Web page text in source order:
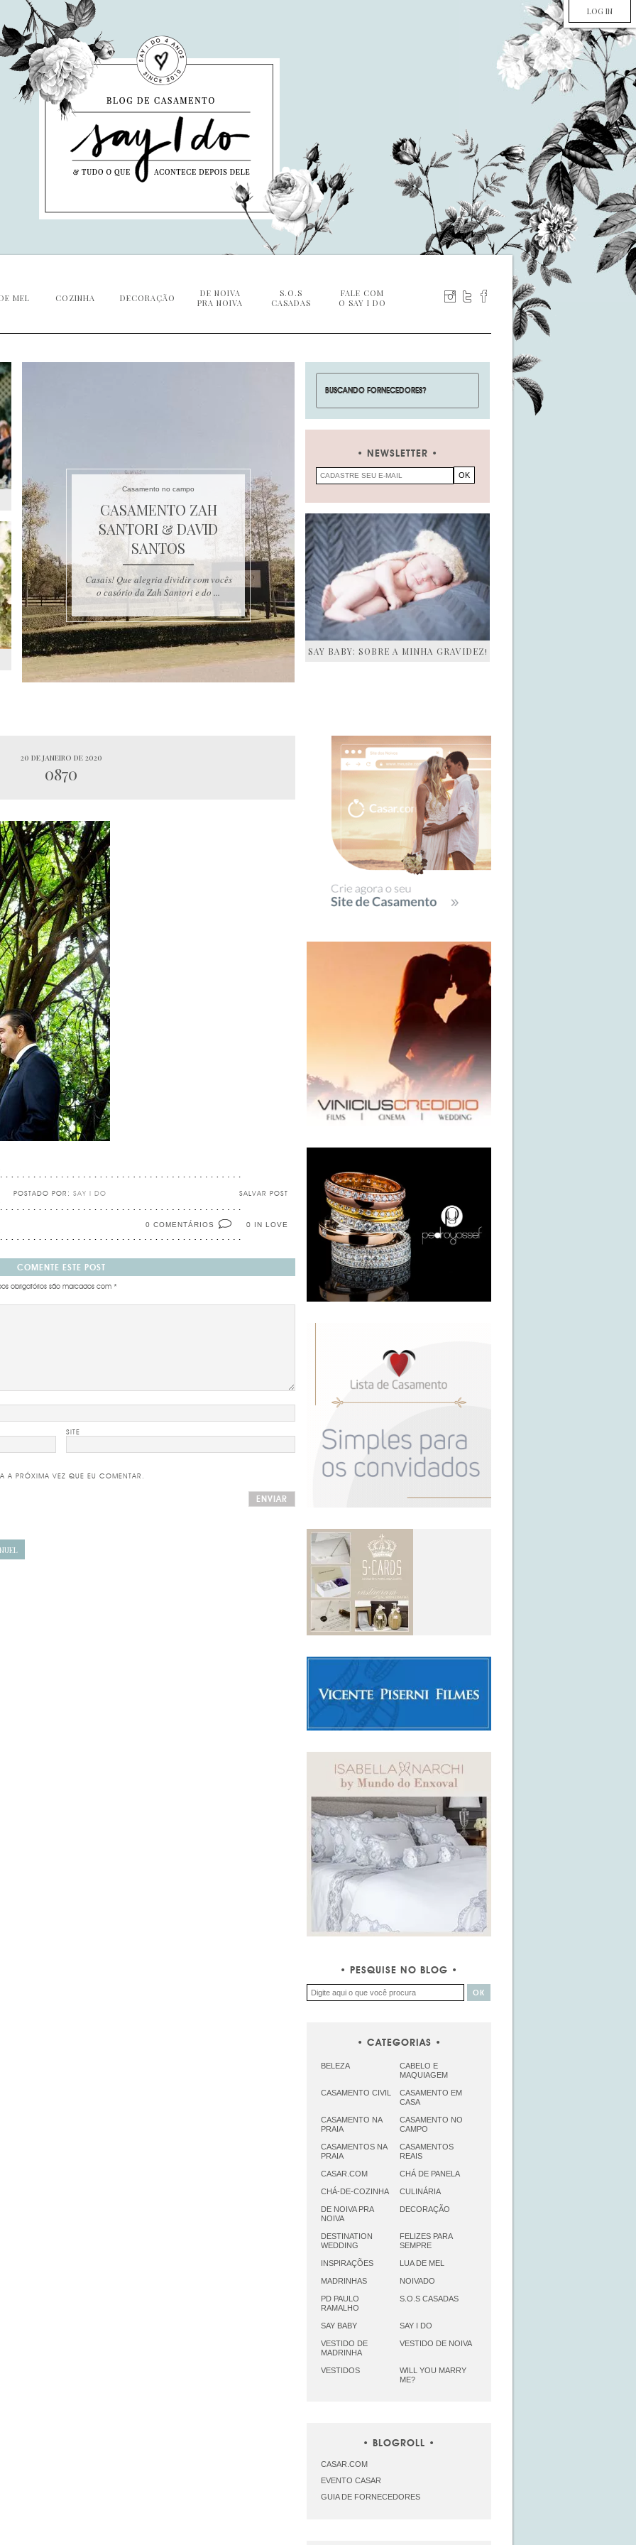
LOG IN
MEL COZINHA DECORAÇÃO
DE NOIVA
PRA NOIVA
S.O.S
CASADAS
FALE COM
O SAY I DO
Casamento no campo
CASAMENTO ZAH
SANTORI & DAVID
SANTOS
Casais! Que alegria dividir com vocês
o casório da Zah Santori e do ...
NEWSLETTER
SAY BABY: SOBRE A MINHA GRAVIDEZ!
20 de janeiro de 2020
0870
SALVAR POST
POSTADO POR: SAY I DO
0 IN LOVE
0 COMENTÁRIOS
COMENTE ESTE POST
obrigatórios são marcados com *
SITE
A PRÓXIMA VEZ QUE EU COMENTAR.
SIDEBAR
PESQUISE NO BLOG
CATEGORIAS
BELEZA
CABELO E
MAQUIAGEM
CASAMENTO CIVIL
CASAMENTO EM
CASA
CASAMENTO NA
PRAIA
CASAMENTO NO
CAMPO
CASAMENTOS NA
PRAIA
CASAMENTOS
REAIS
CASAR.COM CHÁ DE PANELA
CHÁ-DE-COZINHA CULINÁRIA
DE NOIVA PRA
NOIVA
DECORAÇÃO
DESTINATION
WEDDING
FELIZES PARA
SEMPRE
INSPIRAÇÕES LUA DE MEL
MADRINHAS NOIVADO
PD PAULO
RAMALHO
S.O.S CASADAS
SAY BABY SAY I DO
VESTIDO DE
MADRINHA
VESTIDO DE NOIVA
VESTIDOS
WILL YOU MARRY
ME?
BLOGROLL
CASAR.COM
EVENTO CASAR
GUIA DE FORNECEDORES